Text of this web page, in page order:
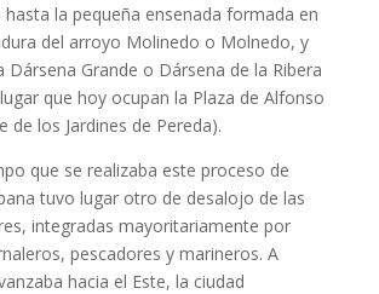
la pequeña ensenada formada en
del arroyo Molinedo o Molnedo, y
Dársena Grande o Dársena de la Ribera
que hoy ocupan la Plaza de Alfonso
de los Jardines de Pereda).
que se realizaba este proceso de
tuvo lugar otro de desalojo de las
integradas mayoritariamente por
pescadores y marineros. A
hacia el Este, la ciudad